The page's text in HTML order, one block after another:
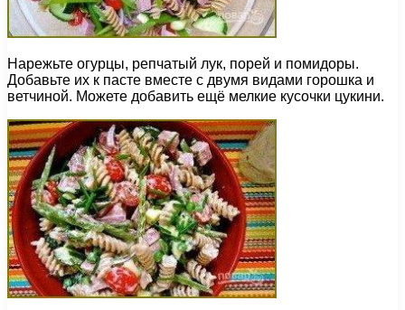
Нарежьте огурцы, репчатый лук, порей и помидоры.
Добавьте их к пасте вместе с двумя видами горошка и
ветчиной. Можете добавить ещё мелкие кусочки цукини.